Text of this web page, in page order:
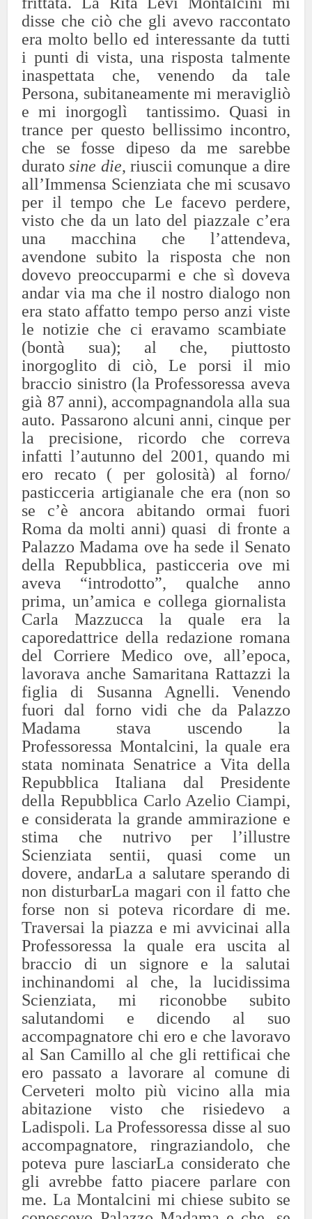
disse che ciò che gli avevo raccontato
era molto bello ed interessante da tutti
i punti di vista, una risposta talmente
inaspettata che, venendo da tale
Persona, subitaneamente mi meravigliò
e mi inorgoglì tantissimo. Quasi in
trance per questo bellissimo incontro,
che se fosse dipeso da me sarebbe
duratosine die, riuscii comunque a dire
all’Immensa Scienziata che mi scusavo
per il tempo che Le facevo perdere,
visto che da un lato del piazzale c’era
una macchina che l’attendeva,
avendone subito la risposta che non
dovevo preoccuparmi e che sì doveva
andar via ma che il nostro dialogo non
era stato affatto tempo perso anzi viste
le notizie che ci eravamo scambiate
(bontà sua); al che, piuttosto
inorgoglito di ciò, Le porsi il mio
braccio sinistro (la Professoressa aveva
già 87 anni), accompagnandola alla sua
auto. Passarono alcuni anni, cinque per
la precisione, ricordo che correva
infatti l’autunno del 2001, quando mi
ero recato ( per golosità) al forno/
pasticceria artigianale che era (non so
se c’è ancora abitando ormai fuori
Roma da molti anni) quasi di fronte a
Palazzo Madama ove ha sede il Senato
della Repubblica, pasticceria ove mi
aveva “introdotto”, qualche anno
prima, un’amica e collega giornalista
Carla Mazzucca la quale era la
caporedattrice della redazione romana
del Corriere Medico ove, all’epoca,
lavorava anche Samaritana Rattazzi la
figlia di Susanna Agnelli. Venendo
fuori dal forno vidi che da Palazzo
Madama stava uscendo la
Professoressa Montalcini, la quale era
stata nominata Senatrice a Vita della
Repubblica Italiana dal Presidente
della Repubblica Carlo Azelio Ciampi,
e considerata la grande ammirazione e
stima che nutrivo per l’illustre
Scienziata sentii, quasi come un
dovere, andarLa a salutare sperando di
non disturbarLa magari con il fatto che
forse non si poteva ricordare di me.
Traversai la piazza e mi avvicinai alla
Professoressa la quale era uscita al
braccio di un signore e la salutai
inchinandomi al che, la lucidissima
Scienziata, mi riconobbe subito
salutandomi e dicendo al suo
accompagnatore chi ero e che lavoravo
al San Camillo al che gli rettificai che
ero passato a lavorare al comune di
Cerveteri molto più vicino alla mia
abitazione visto che risiedevo a
Ladispoli. La Professoressa disse al suo
accompagnatore, ringraziandolo, che
poteva pure lasciarLa considerato che
gli avrebbe fatto piacere parlare con
me. La Montalcini mi chiese subito se